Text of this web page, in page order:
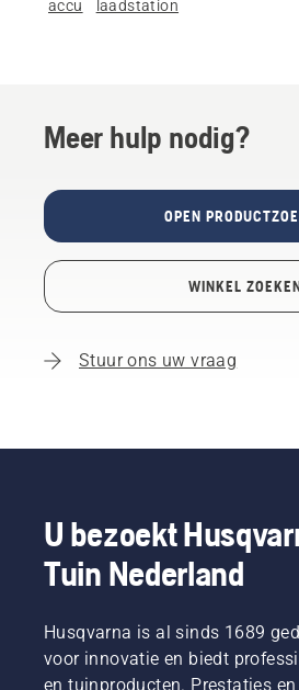
accu laadstation
Meer hulp nodig?
OPEN
WINKEL
Stuur ons uw vraag
U bezoekt
Tuin Nederland
Husqvarna is al sinds 1689
voor innovatie en biedt
en tuinproducten. Prestaties